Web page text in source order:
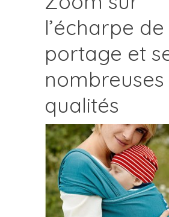
l’écharpe de
portage et
nombreuses
qualités